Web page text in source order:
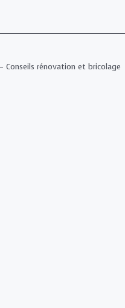
Conseils rénovation et bricolage